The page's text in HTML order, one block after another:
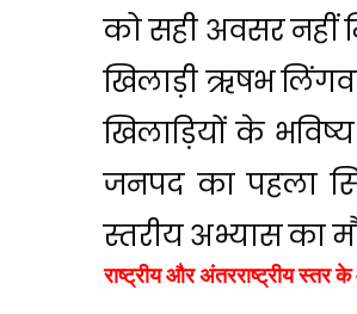
को सही अवसर नहीं
खिलाड़ी ऋषभ
खिलाड़ियों के
जनपद का पहला
स्तरीय अभ्यास का
राष्ट्रीय और अंतरराष्ट्रीय